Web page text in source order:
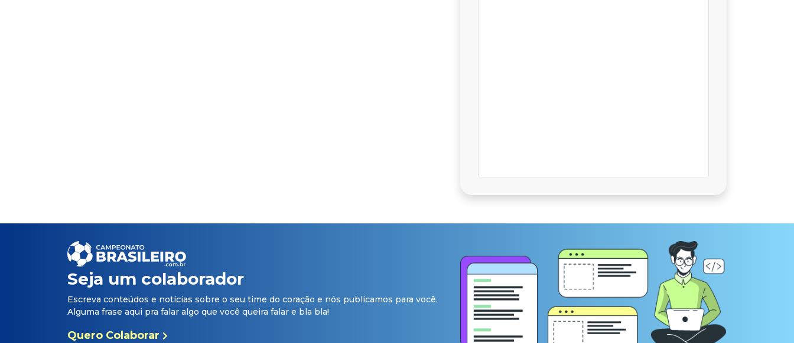
Seja um colaborador
Escreva conteúdos e notícias sobre o seu time do coração e nós publicamos para você.
Alguma frase aqui pra falar algo que você queira falar e bla bla!
Quero Colaborar